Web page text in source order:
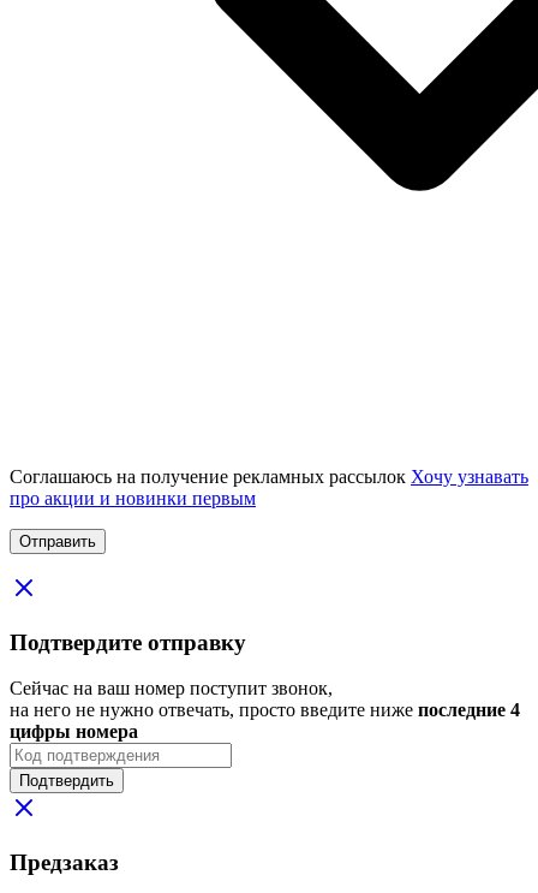
Соглашаюсь на получение рекламных рассылок Хочу узнавать
про акции и новинки первым
Подтвердите отправку
Сейчас на ваш номер поступит звонок,
на него не нужно отвечать, просто введите ниже последние 4
цифры номера
Подтвердить
Предзаказ